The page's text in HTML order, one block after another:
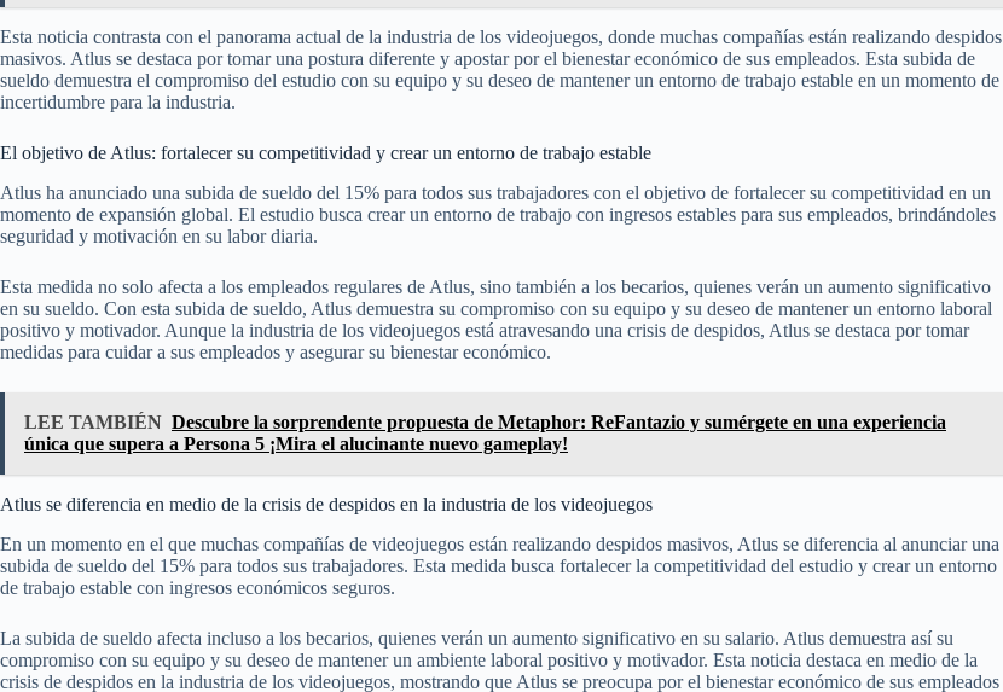
Esta noticia contrasta con el panorama actual de la industria de los videojuegos, donde muchas compañías están realizando despidos
masivos. Atlus se destaca por tomar una postura diferente y apostar por el bienestar económico de sus empleados. Esta subida de
sueldo demuestra el compromiso del estudio con su equipo y su deseo de mantener un entorno de trabajo estable en un momento de
incertidumbre para la industria.
El objetivo de Atlus: fortalecer su competitividad y crear un entorno de trabajo estable
Atlus ha anunciado una subida de sueldo del 15% para todos sus trabajadores con el objetivo de fortalecer su competitividad en un
momento de expansión global. El estudio busca crear un entorno de trabajo con ingresos estables para sus empleados, brindándoles
seguridad y motivación en su labor diaria.
Esta medida no solo afecta a los empleados regulares de Atlus, sino también a los becarios, quienes verán un aumento significativo
en su sueldo. Con esta subida de sueldo, Atlus demuestra su compromiso con su equipo y su deseo de mantener un entorno laboral
positivo y motivador. Aunque la industria de los videojuegos está atravesando una crisis de despidos, Atlus se destaca por tomar
medidas para cuidar a sus empleados y asegurar su bienestar económico.
LEE TAMBIÉN Descubre la sorprendente propuesta de Metaphor: ReFantazio y sumérgete en una experiencia
única que supera a Persona 5 ¡Mira el alucinante nuevo gameplay!
Atlus se diferencia en medio de la crisis de despidos en la industria de los videojuegos
En un momento en el que muchas compañías de videojuegos están realizando despidos masivos, Atlus se diferencia al anunciar una
subida de sueldo del 15% para todos sus trabajadores. Esta medida busca fortalecer la competitividad del estudio y crear un entorno
de trabajo estable con ingresos económicos seguros.
La subida de sueldo afecta incluso a los becarios, quienes verán un aumento significativo en su salario. Atlus demuestra así su
compromiso con su equipo y su deseo de mantener un ambiente laboral positivo y motivador. Esta noticia destaca en medio de la
crisis de despidos en la industria de los videojuegos, mostrando que Atlus se preocupa por el bienestar económico de sus empleados